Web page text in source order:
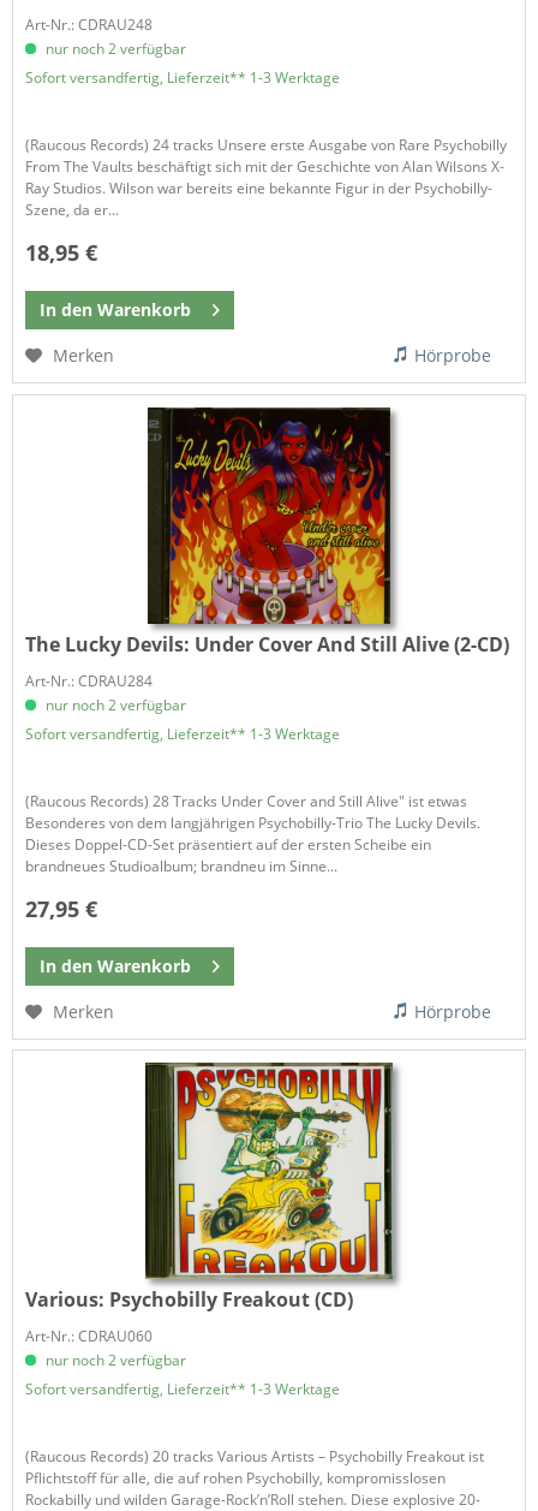
Art-Nr.: CDRAU248
nur noch 2 verfügbar
Sofort versandfertig, Lieferzeit** 1-3 Werktage
(Raucous Records) 24 tracks Unsere erste Ausgabe von Rare Psychobilly
From The Vaults beschäftigt sich mit der Geschichte von Alan Wilsons X-
Ray Studios. Wilson war bereits eine bekannte Figur in der Psychobilly-
Szene, da er...
18,95 €
In den Warenkorb
Merken
Hörprobe
The Lucky Devils: Under Cover And Still Alive (2-CD)
Art-Nr.: CDRAU284
nur noch 2 verfügbar
Sofort versandfertig, Lieferzeit** 1-3 Werktage
(Raucous Records) 28 Tracks Under Cover and Still Alive" ist etwas
Besonderes von dem langjährigen Psychobilly-Trio The Lucky Devils.
Dieses Doppel-CD-Set präsentiert auf der ersten Scheibe ein
brandneues Studioalbum; brandneu im Sinne...
27,95 €
In den Warenkorb
Merken
Hörprobe
Various: Psychobilly Freakout (CD)
Art-Nr.: CDRAU060
nur noch 2 verfügbar
Sofort versandfertig, Lieferzeit** 1-3 Werktage
(Raucous Records) 20 tracks Various Artists – Psychobilly Freakout ist
Pflichtstoff für alle, die auf rohen Psychobilly, kompromisslosen
Rockabilly und wilden Garage-Rock’n’Roll stehen. Diese explosive 20-